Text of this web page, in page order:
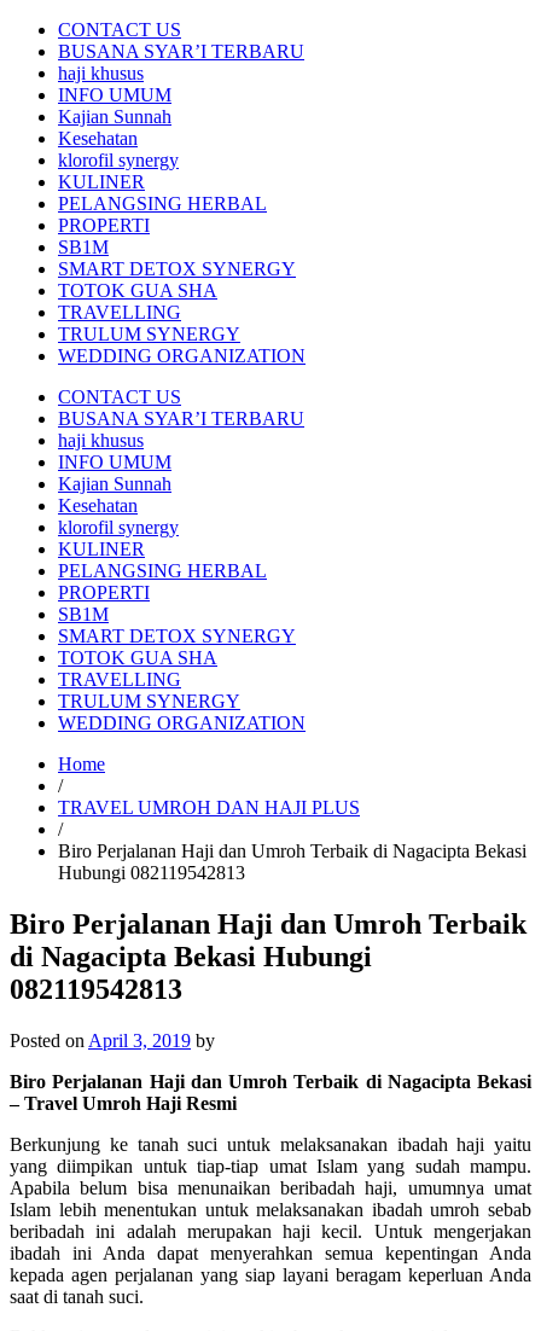
CONTACT US
BUSANA SYAR’I TERBARU
haji khusus
INFO UMUM
Kajian Sunnah
Kesehatan
klorofil synergy
KULINER
PELANGSING HERBAL
PROPERTI
SB1M
SMART DETOX SYNERGY
TOTOK GUA SHA
TRAVELLING
TRULUM SYNERGY
WEDDING ORGANIZATION
CONTACT US
BUSANA SYAR’I TERBARU
haji khusus
INFO UMUM
Kajian Sunnah
Kesehatan
klorofil synergy
KULINER
PELANGSING HERBAL
PROPERTI
SB1M
SMART DETOX SYNERGY
TOTOK GUA SHA
TRAVELLING
TRULUM SYNERGY
WEDDING ORGANIZATION
Home
/
TRAVEL UMROH DAN HAJI PLUS
/
Biro Perjalanan Haji dan Umroh Terbaik di Nagacipta Bekasi
Hubungi 082119542813
Biro Perjalanan Haji dan Umroh Terbaik
di Nagacipta Bekasi Hubungi
082119542813
Posted on April 3, 2019 by
Biro Perjalanan Haji dan Umroh Terbaik di Nagacipta Bekasi
– Travel Umroh Haji Resmi
Berkunjung ke tanah suci untuk melaksanakan ibadah haji yaitu
yang diimpikan untuk tiap-tiap umat Islam yang sudah mampu.
Apabila belum bisa menunaikan beribadah haji, umumnya umat
Islam lebih menentukan untuk melaksanakan ibadah umroh sebab
beribadah ini adalah merupakan haji kecil. Untuk mengerjakan
ibadah ini Anda dapat menyerahkan semua kepentingan Anda
kepada agen perjalanan yang siap layani beragam keperluan Anda
saat di tanah suci.